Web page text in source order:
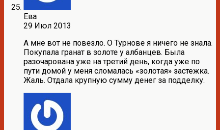
Ева
29 Июл 2013
А мне вот не повезло. О Турнове я ничего не знала.
Покупала гранат в золоте у албанцев. Была
разочарована уже на третий день, когда уже по
пути домой у меня сломалась «золотая» застежка.
Жаль. Отдала крупную сумму денег за подделку.